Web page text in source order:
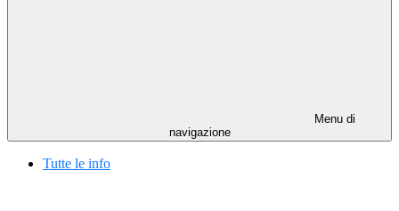
Menu di
navigazione
Tutte le info